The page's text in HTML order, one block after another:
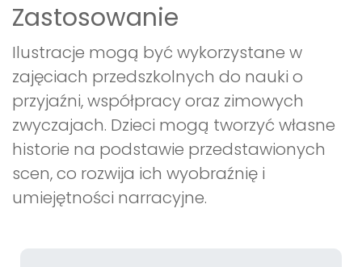
Zastosowanie
Ilustracje mogą być wykorzystane w
zajęciach przedszkolnych do nauki o
przyjaźni, współpracy oraz zimowych
zwyczajach. Dzieci mogą tworzyć własne
historie na podstawie przedstawionych
scen, co rozwija ich wyobraźnię i
umiejętności narracyjne.